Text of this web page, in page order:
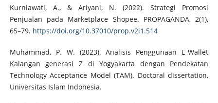
Kurniawati, A., & Ariyani, N. (2022). Strategi Promosi
Penjualan pada Marketplace Shopee. PROPAGANDA, 2(1),
65–79. https://doi.org/10.37010/prop.v2i1.514
Muhammad, P. W. (2023). Analisis Penggunaan E-Wallet
Kalangan generasi Z di Yogyakarta dengan Pendekatan
Technology Acceptance Model (TAM). Doctoral dissertation,
Universitas Islam Indonesia.